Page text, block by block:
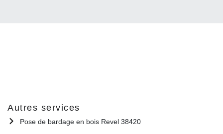
Autres services
Pose de bardage en bois Revel 38420